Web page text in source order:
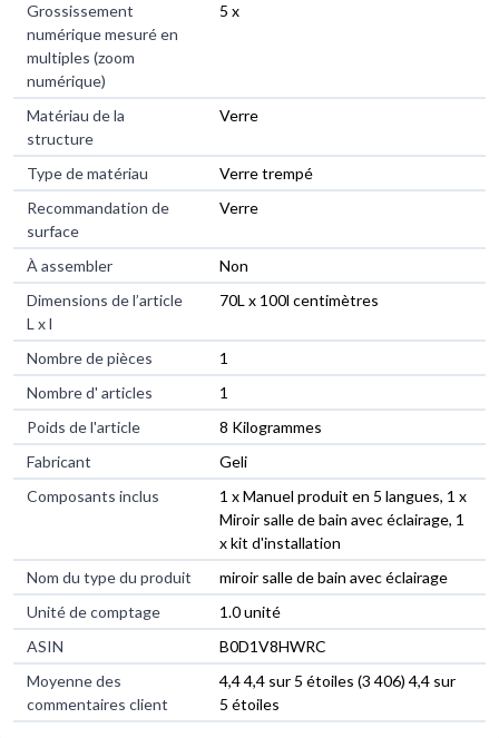
Grossissement
numérique mesuré en
multiples (zoom
numérique)
5 x
Matériau de la
structure
Verre
Type de matériau
Verre trempé
Recommandation de
surface
Verre
À assembler
Non
Dimensions de l’article
L x l
70L x 100l centimètres
Nombre de pièces
1
Nombre d' articles
1
Poids de l'article
8 Kilogrammes
Fabricant
Geli
Composants inclus
1 x Manuel produit en 5 langues, 1 x
Miroir salle de bain avec éclairage, 1
x kit d'installation
Nom du type du produit
miroir salle de bain avec éclairage
Unité de comptage
1.0 unité
ASIN
B0D1V8HWRC
Moyenne des
commentaires client
4,4 4,4 sur 5 étoiles (3 406) 4,4 sur
5 étoiles